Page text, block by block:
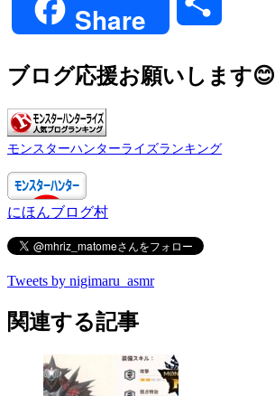
Share
ブログ応援お願いします😊
モンスターハンターライズランキング
にほんブログ村
Tweets by nigimaru_asmr
関連する記事